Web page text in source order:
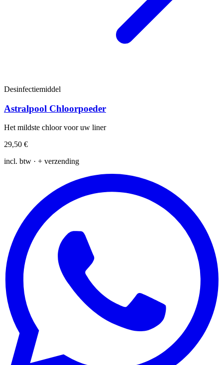
Desinfectiemiddel
Astralpool Chloorpoeder
Het mildste chloor voor uw liner
29,50 €
incl. btw · + verzending